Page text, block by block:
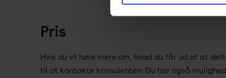
Pris
Hvis du vil høre mere om, hvad du får ud af at
til at kontakte konsulenten. Du har også